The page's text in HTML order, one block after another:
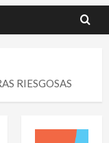
RIESGOSAS